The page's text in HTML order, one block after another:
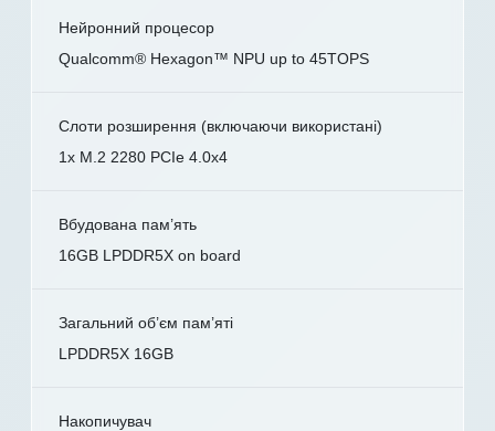
Нейронний процесор
Qualcomm® Hexagon™ NPU up to 45TOPS
Слоти розширення (включаючи використані)
1x M.2 2280 PCIe 4.0x4
Вбудована пам’ять
16GB LPDDR5X on board
Загальний об’єм пам’яті
LPDDR5X 16GB
Накопичувач